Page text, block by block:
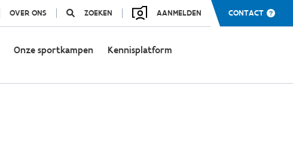
OVER ONS ZOEKEN AANMELDEN CONTACT
Onze sportkampen Kennisplatform